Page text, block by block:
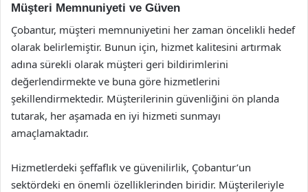
Müşteri Memnuniyeti ve Güven
Çobantur, müşteri memnuniyetini her zaman öncelikli hedef
olarak belirlemiştir. Bunun için, hizmet kalitesini artırmak
adına sürekli olarak müşteri geri bildirimlerini
değerlendirmekte ve buna göre hizmetlerini
şekillendirmektedir. Müşterilerinin güvenliğini ön planda
tutarak, her aşamada en iyi hizmeti sunmayı
amaçlamaktadır.
Hizmetlerdeki şeffaflık ve güvenilirlik, Çobantur’un
sektördeki en önemli özelliklerinden biridir. Müşterileriyle